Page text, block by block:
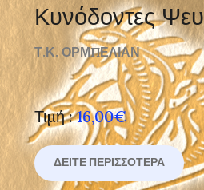
Κυνόδοντες
Τ.Κ. ΟΡΜΠΕΛΙΑΝ
Τιμή : 16,00€
ΔΕΊΤΕ ΠΕΡΙΣΣΌΤΕΡΑ